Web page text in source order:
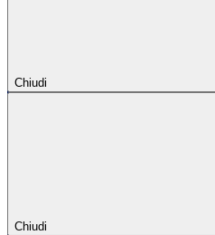
Chiudi
Chiudi